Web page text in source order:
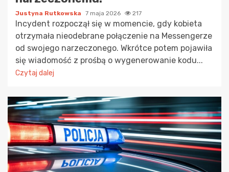
Justyna Rutkowska 7 maja 2026 217
Incydent rozpoczął się w momencie, gdy kobieta
otrzymała nieodebrane połączenie na Messengerze
od swojego narzeczonego. Wkrótce potem pojawiła
się wiadomość z prośbą o wygenerowanie kodu...
Czytaj dalej